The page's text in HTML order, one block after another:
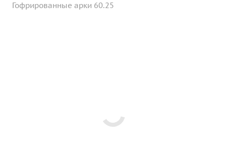
Гофрированные арки 60.25